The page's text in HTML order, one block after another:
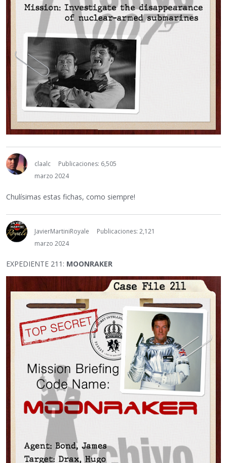
claalc
Publicaciones: 6,505
marzo 2024
Chulísimas estas fichas, como siempre!
JavierMartiniRoyale
Publicaciones: 2,121
marzo 2024
EXPEDIENTE 211: MOONRAKER